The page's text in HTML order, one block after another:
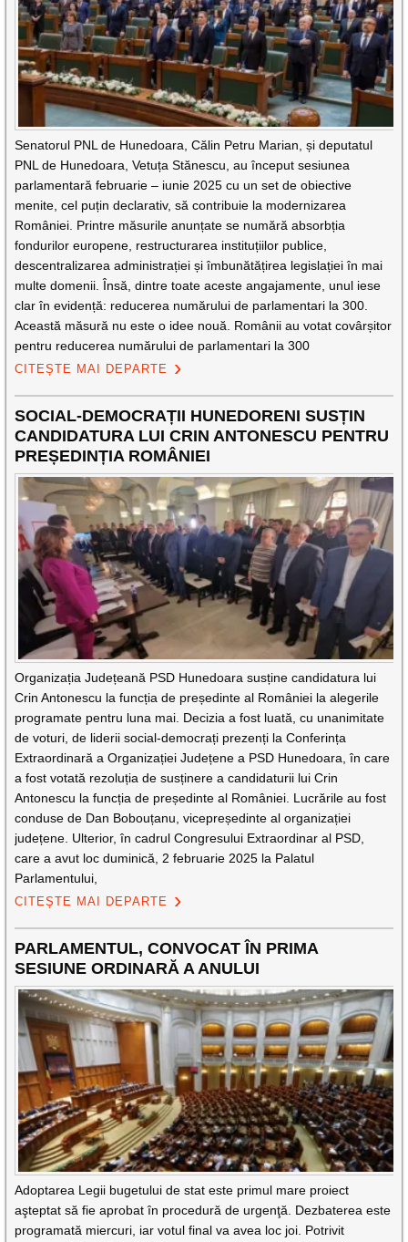
Senatorul PNL de Hunedoara, Călin Petru Marian, și deputatul
PNL de Hunedoara, Vetuța Stănescu, au început sesiunea
parlamentară februarie – iunie 2025 cu un set de obiective
menite, cel puțin declarativ, să contribuie la modernizarea
României. Printre măsurile anunțate se numără absorbția
fondurilor europene, restructurarea instituțiilor publice,
descentralizarea administrației și îmbunătățirea legislației în mai
multe domenii. Însă, dintre toate aceste angajamente, unul iese
clar în evidență: reducerea numărului de parlamentari la 300.
Această măsură nu este o idee nouă. Românii au votat covârșitor
pentru reducerea numărului de parlamentari la 300
CITEȘTE MAI DEPARTE
SOCIAL-DEMOCRAȚII HUNEDORENI SUSȚIN
CANDIDATURA LUI CRIN ANTONESCU PENTRU
PREȘEDINȚIA ROMÂNIEI
Organizația Județeană PSD Hunedoara susține candidatura lui
Crin Antonescu la funcția de președinte al României la alegerile
programate pentru luna mai. Decizia a fost luată, cu unanimitate
de voturi, de liderii social-democrați prezenți la Conferința
Extraordinară a Organizației Județene a PSD Hunedoara, în care
a fost votată rezoluția de susținere a candidaturii lui Crin
Antonescu la funcția de președinte al României. Lucrările au fost
conduse de Dan Bobouțanu, vicepreședinte al organizației
județene. Ulterior, în cadrul Congresului Extraordinar al PSD,
care a avut loc duminică, 2 februarie 2025 la Palatul
Parlamentului,
CITEȘTE MAI DEPARTE
PARLAMENTUL, CONVOCAT ÎN PRIMA
SESIUNE ORDINARĂ A ANULUI
Adoptarea Legii bugetului de stat este primul mare proiect
aşteptat să fie aprobat în procedură de urgenţă. Dezbaterea este
programată miercuri, iar votul final va avea loc joi. Potrivit